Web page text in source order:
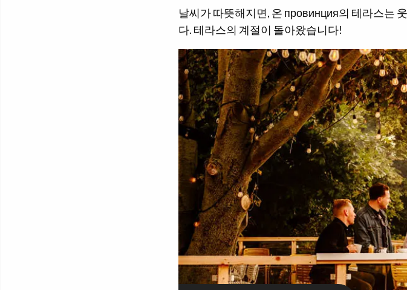
날씨가 따뜻해지면, 온 провинция의 테라스는
다. 테라스의 계절이 돌아왔습니다!